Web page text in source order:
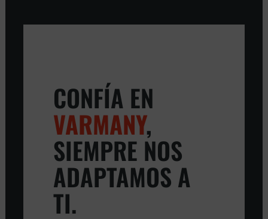
CONFÍA EN
VARMANY,
SIEMPRE NOS
ADAPTAMOS A
TI.